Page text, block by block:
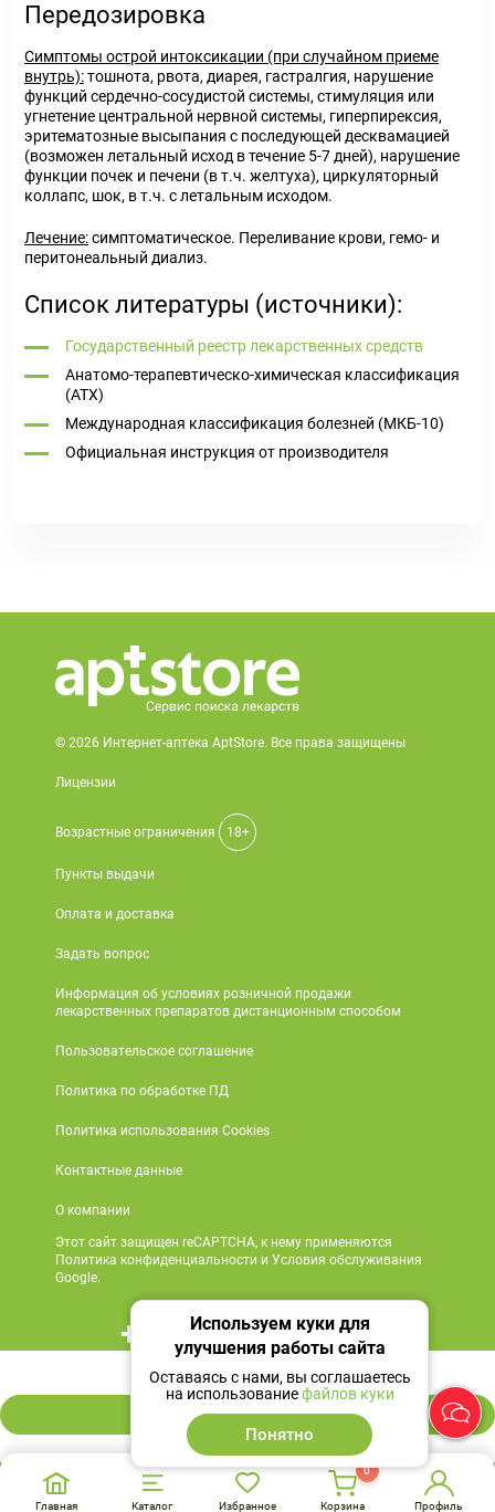
39 ₽
В корзину
Передозировка
Симптомы острой интоксикации (при случайном приеме
внутрь):тошнота, рвота, диарея, гастралгия, нарушение
функций сердечно-сосудистой системы, стимуляция или
угнетение центральной нервной системы, гиперпирексия,
эритематозные высыпания с последующей десквамацией
(возможен летальный исход в течение 5-7 дней), нарушение
функции почек и печени (в т.ч. желтуха), циркуляторный
коллапс, шок, в т.ч. с летальным исходом.
Лечение:симптоматическое. Переливание крови, гемо- и
перитонеальный диализ.
Список литературы (источники):
Государственный реестр лекарственных средств
Анатомо-терапевтическо-химическая классификация
(ATX)
Международная классификация болезней (МКБ-10)
Официальная инструкция от производителя
© 2026 Интернет-аптека AptStore. Все права защищены
Лицензии
Возрастные ограничения 18+
Пункты выдачи
Оплата и доставка
Задать вопрос
Информация об условиях розничной продажи
лекарственных препаратов дистанционным способом
Пользовательское соглашение
Политика по обработке ПД
Политика использования Cookies
Контактные данные
О компании
Этот сайт защищен reCAPTCHA, к нему применяются
Политика конфиденциальности и Условия обслуживания
Google.
+7 495 419 18 18
Мы в социальных сетях
Главная Каталог Избранное Корзина
0
Профиль
Используем куки для
улучшения работы сайта
Оставаясь с нами, вы соглашаетесь
на использованиефайлов куки
Понятно